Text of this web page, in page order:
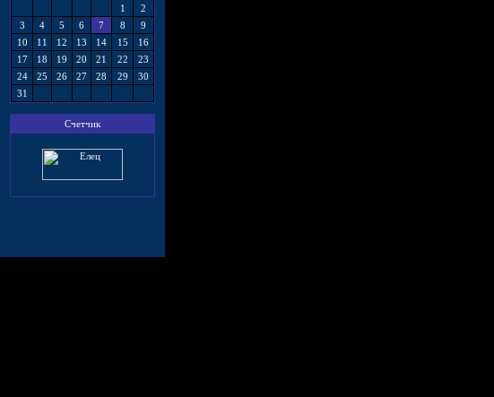
1
2
3
4 5 6 7 8
9
10
11 12 13 14 15
16
17
18 19 20 21 22
23
24
25 26 27 28 29
30
31
Счетчик